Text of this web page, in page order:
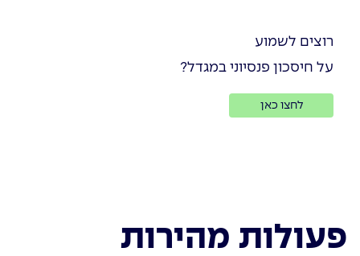
רוצים לשמוע
על חיסכון פנסיוני במגדל?
לחצו כאן
פעולות מהירות